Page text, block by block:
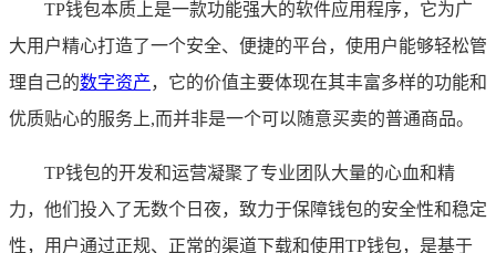
TP钱包本质上是一款功能强大的软件应用程序，它为广
大用户精心打造了一个安全、便捷的平台，使用户能够轻松管
理自己的数字资产，它的价值主要体现在其丰富多样的功能和
优质贴心的服务上,而并非是一个可以随意买卖的普通商品。
TP钱包的开发和运营凝聚了专业团队大量的心血和精
力，他们投入了无数个日夜，致力于保障钱包的安全性和稳定
性，用户通过正规、正常的渠道下载和使用TP钱包，是基于